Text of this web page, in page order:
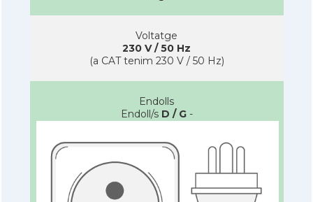
Voltatge
230 V / 50 Hz
(a CAT tenim 230 V / 50 Hz)
Endolls
Endoll/s D / G-